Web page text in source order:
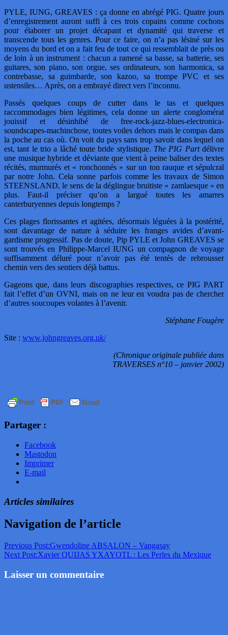
PYLE, IUNG, GREAVES : ça donne en abrégé PIG. Quatre jours
d’enregistrement auront suffi à ces trois copains comme cochons
pour élaborer un projet décapant et dynamité qui traverse et
transcende tous les genres. Pour ce faire, on n’a pas lésiné sur les
moyens du bord et on a fait feu de tout ce qui ressemblait de près ou
de loin à un instrument : chacun a ramené sa basse, sa batterie, ses
guitares, son piano, son orgue, ses ordinateurs, son harmonica, sa
contrebasse, sa guimbarde, son kazoo, sa trompe PVC et ses
ustensiles… Après, on a embrayé direct vers l’inconnu.
Passés quelques coups de cutter dans le tas et quelques
raccommodages bien légitimes, cela donne un alerte conglomérat
jouissif et désinhibé de free-rock-jazz-blues-electronica-
soundscapes-machinchose, toutes voiles dehors mais le compas dans
la poche au cas où. On voit du pays sans trop savoir dans lequel on
est, tant le trio a lâché toute bride stylistique. The PIG Partdélivre
une musique hybride et déviante que vient à peine baliser des textes
récités, murmurés et « ronchonnés » sur un ton rauque et sépulcral
par notre John. Cela sonne parfois comme les travaux de Simon
STEENSLAND, le sens de la déglingue bruitiste « zamlaesque » en
plus. Faut-il préciser qu’on a largué toutes les amarres
canterburyennes depuis longtemps ?
Ces plages florissantes et agitées, désormais léguées à la postérité,
sont davantage de nature à séduire les franges avides d’avant-
gardisme progressif. Pas de doute, Pip PYLE et John GREAVES se
sont trouvés en Philippe-Marcel IUNG un compagnon de voyage
suffisamment déluré pour n’avoir pas été tentés de rebrousser
chemin vers des sentiers déjà battus.
Gageons que, dans leurs discographies respectives, ce PIG PART
fait l’effet d’un OVNI, mais on ne leur en voudra pas de chercher
d’autres soucoupes volantes à l’avenir.
Stéphane Fougère
Site : www.johngreaves.org.uk/
(Chronique originale publiée dans
TRAVERSES n°10 – janvier 2002)
Partager :
Facebook
Mastodon
Imprimer
E-mail
Articles similaires
Navigation de l’article
Previous Post:Gwendoline ABSALON – Vangasay
Next Post:Xavier QUIJAS YXAYOTL : Les Perles du Mexique
Laisser un commentaire